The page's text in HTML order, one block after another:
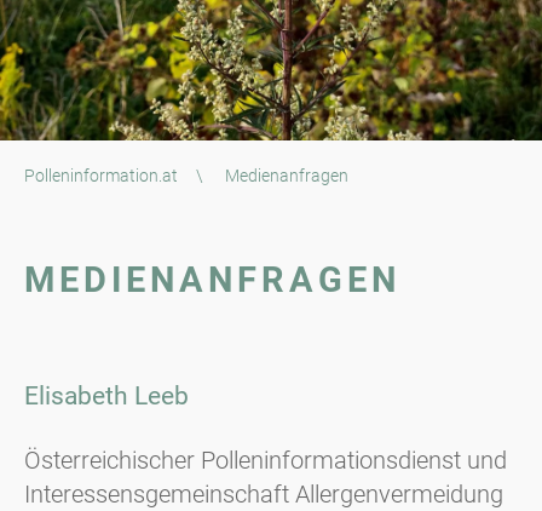
Polleninformation.at \ Medienanfragen
MEDIENANFRAGEN
Elisabeth Leeb
Österreichischer Polleninformationsdienst und
Interessensgemeinschaft Allergenvermeidung